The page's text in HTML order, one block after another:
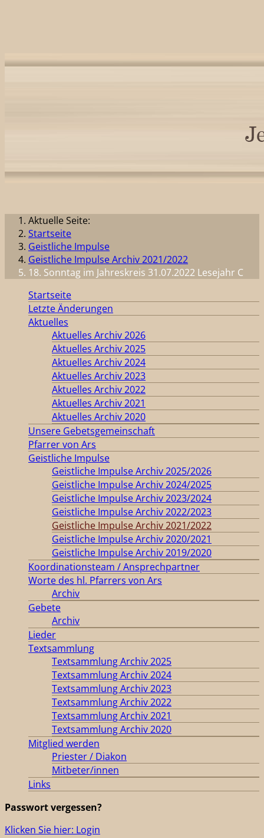
Aktuelle Seite:
Startseite
Geistliche Impulse
Geistliche Impulse Archiv 2021/2022
18. Sonntag im Jahreskreis 31.07.2022 Lesejahr C
Startseite
Letzte Änderungen
Aktuelles
Aktuelles Archiv 2026
Aktuelles Archiv 2025
Aktuelles Archiv 2024
Aktuelles Archiv 2023
Aktuelles Archiv 2022
Aktuelles Archiv 2021
Aktuelles Archiv 2020
Unsere Gebetsgemeinschaft
Pfarrer von Ars
Geistliche Impulse
Geistliche Impulse Archiv 2025/2026
Geistliche Impulse Archiv 2024/2025
Geistliche Impulse Archiv 2023/2024
Geistliche Impulse Archiv 2022/2023
Geistliche Impulse Archiv 2021/2022
Geistliche Impulse Archiv 2020/2021
Geistliche Impulse Archiv 2019/2020
Koordinationsteam / Ansprechpartner
Worte des hl. Pfarrers von Ars
Archiv
Gebete
Archiv
Lieder
Textsammlung
Textsammlung Archiv 2025
Textsammlung Archiv 2024
Textsammlung Archiv 2023
Textsammlung Archiv 2022
Textsammlung Archiv 2021
Textsammlung Archiv 2020
Mitglied werden
Priester / Diakon
Mitbeter/innen
Links
Passwort vergessen?
Klicken Sie hier: Login